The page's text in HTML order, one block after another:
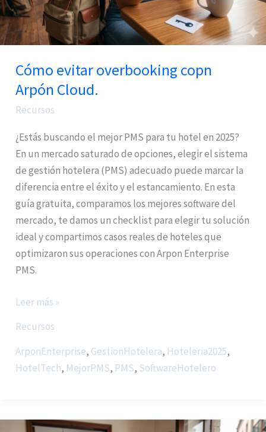
Cómo evitar overbooking copn
Arpón Cloud.
Recursos
¿Estás buscando el mejor PMS para tu hotel en 2025?
En un mercado saturado de opciones, elegir el sistema
de gestión hotelera (PMS) adecuado puede marcar la
diferencia entre el éxito y el estancamiento. En esta
guía gratuita, comparamos los mejores software del
mercado, te damos un checklist para elegir tu solución
ideal y compartimos casos reales de hoteles que
optimizaron sus operaciones con Arpon Enterprise
PMS.
Leer más »
Recursos
ArponEnterprise, GestionHotelera, Hoteleria2025,
HotelTech, MejorPMS, PMS, SoftwareHotelero
CFDI